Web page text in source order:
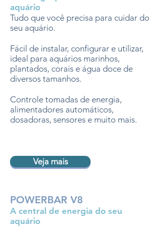
aquário
Tudo que você precisa para cuidar do
seu aquário.
Fácil de instalar, configurar e utilizar,
ideal para aquários marinhos,
plantados, corais e água doce de
diversos tamanhos.
Controle tomadas de energia,
alimentadores automáticos,
dosadoras, sensores e muito mais.
Veja mais
POWERBAR V8
A central de energia do seu
aquário